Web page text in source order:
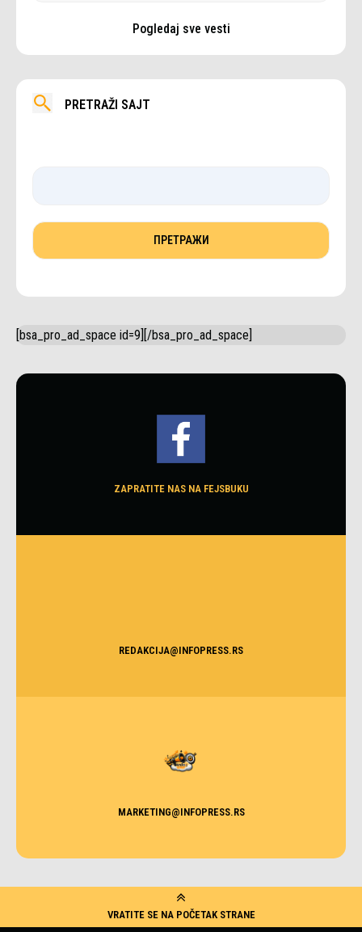
Pogledaj sve vesti
PRETRAŽI SAJT
[bsa_pro_ad_space id=9][/bsa_pro_ad_space]
ZAPRATITE NAS NA FEJSBUKU
REDAKCIJA@INFOPRESS.RS
MARKETING@INFOPRESS.RS
VRATITE SE NA POČETAK STRANE